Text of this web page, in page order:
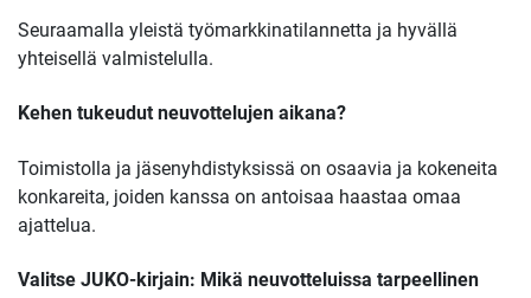
Seuraamalla yleistä työmarkkinatilannetta ja hyvällä
yhteisellä valmistelulla.
Kehen tukeudut neuvottelujen aikana?
Toimistolla ja jäsenyhdistyksissä on osaavia ja kokeneita
konkareita, joiden kanssa on antoisaa haastaa omaa
ajattelua.
Valitse JUKO-kirjain: Mikä neuvotteluissa tarpeellinen